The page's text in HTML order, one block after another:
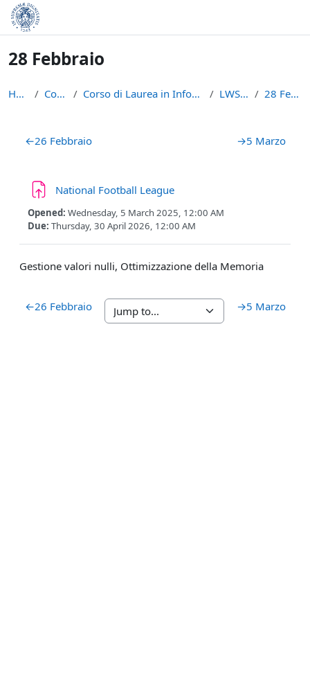
Skip to main content
28 Febbraio
Home Courses Corso di Laurea in Informatica (L-31) LWS2425 28 Febbraio
Section outline
←26 Febbraio →5 Marzo
National Football LeagueAssignment
Opened: Wednesday, 5 March 2025, 12:00 AM
Due: Thursday, 30 April 2026, 12:00 AM
Gestione valori nulli, Ottimizzazione della Memoria
←26 Febbraio →5 Marzo